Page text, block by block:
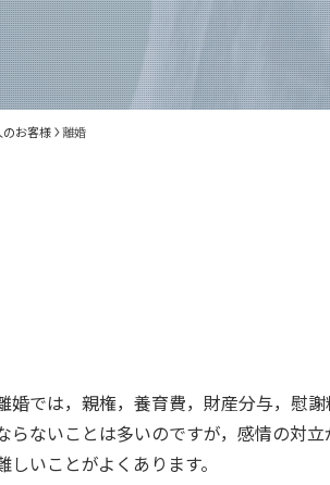
のお客様 離婚
婚では，親権，養育費，財産分与，慰
らないことは多いのですが，感情の対
しいことがよくあります。